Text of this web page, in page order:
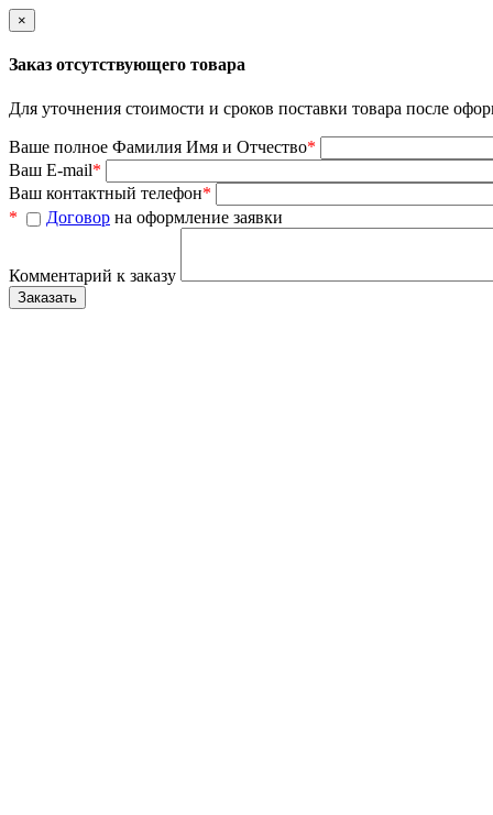
×
Заказ отсутствующего товара
Для уточнения стоимости и сроков поставки товара после
Ваше полное Фамилия Имя и Отчество*
Ваш E-mail*
Ваш контактный телефон*
*
Договор на оформление заявки
Комментарий к заказу